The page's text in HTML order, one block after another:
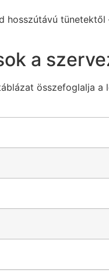
hosszútávú tünetektől
a
összefoglalja a